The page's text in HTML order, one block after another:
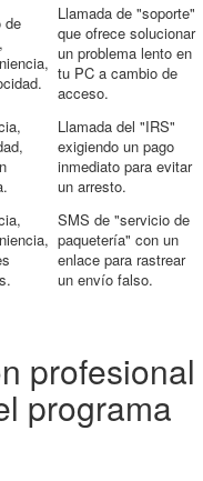
de
Llamada de "soporte"
que ofrece solucionar
un problema lento en
tu PC a cambio de
acceso.
Llamada del "IRS"
exigiendo un pago
inmediato para evitar
un arresto.
SMS de "servicio de
paquetería" con un
enlace para rastrear
un envío falso.
profesional
programa